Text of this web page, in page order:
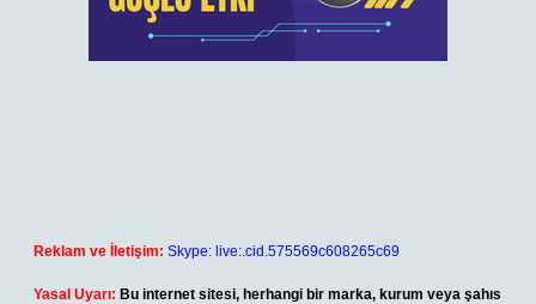
Reklam ve İletişim: Skype: live:.cid.575569c608265c69
Yasal Uyarı: Bu internet sitesi, herhangi bir marka, kurum veya şahıs